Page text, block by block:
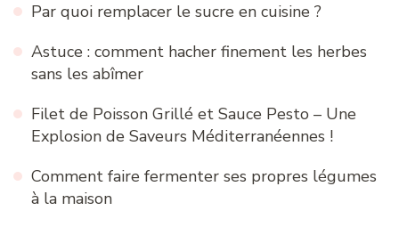
Par quoi remplacer le sucre en cuisine ?
Astuce : comment hacher finement les herbes
sans les abîmer
Filet de Poisson Grillé et Sauce Pesto – Une
Explosion de Saveurs Méditerranéennes !
Comment faire fermenter ses propres légumes
à la maison